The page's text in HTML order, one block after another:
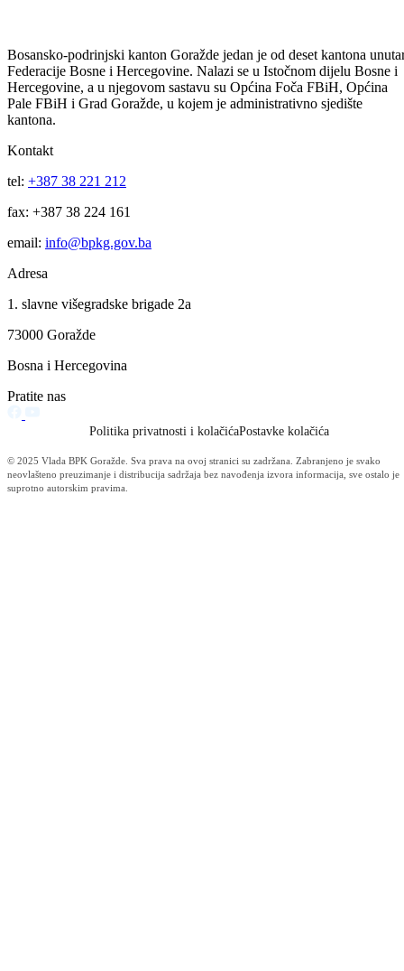
Bosansko-podrinjski kanton Goražde jedan je od deset kantona
Federacije Bosne i Hercegovine. Nalazi se u Istočnom dijelu Bosne i
Hercegovine, a u njegovom sastavu su Općina Foča FBiH, Općina
Pale FBiH i Grad Goražde, u kojem je administrativno sjedište
kantona.
Kontakt
tel: +387 38 221 212
fax: +387 38 224 161
email: info@bpkg.gov.ba
Adresa
1. slavne višegradske brigade 2a
73000 Goražde
Bosna i Hercegovina
Pratite nas
Politika privatnosti i kolačićaPostavke kolačića
© 2025 Vlada BPK Goražde. Sva prava na ovoj stranici su zadržana. Zabranjeno je svako
neovlašteno preuzimanje i distribucija sadržaja bez navođenja izvora informacija, sve ostalo je
suprotno autorskim pravima.